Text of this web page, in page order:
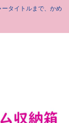
タイトルまで、かめ